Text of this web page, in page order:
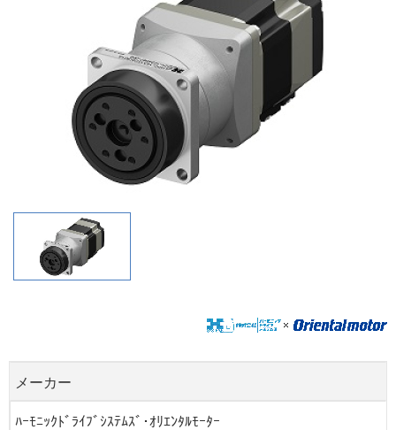
メーカー
ﾊｰﾓﾆｯｸﾄﾞﾗｲﾌﾞｼｽﾃﾑｽﾞ･ｵﾘｴﾝﾀﾙﾓｰﾀｰ